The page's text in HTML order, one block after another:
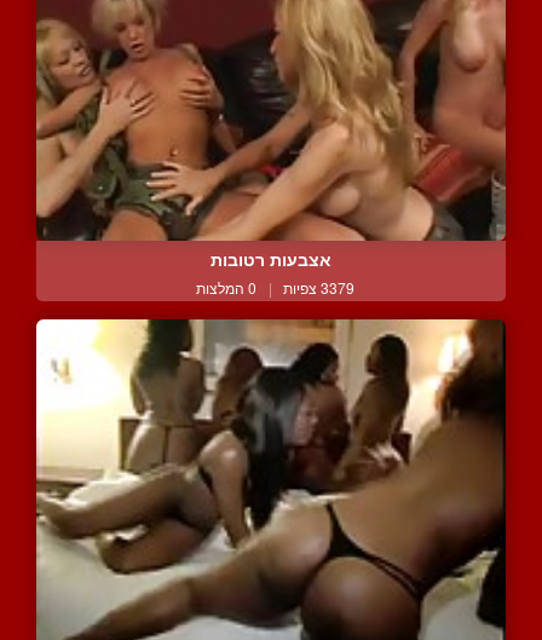
אצבעות רטובות
3379 צפיות | 0 המלצות